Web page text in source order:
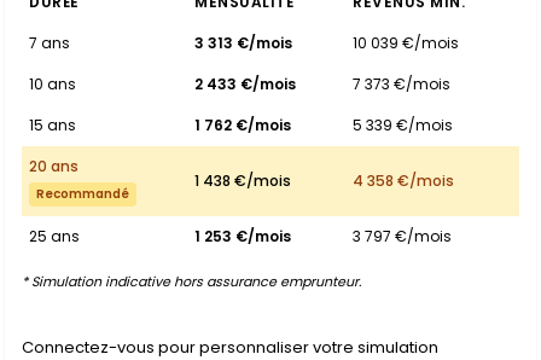
7 ans
3 313 €/mois
10 039 €/mois
10 ans
2 433 €/mois
7 373 €/mois
15 ans
1 762 €/mois
5 339 €/mois
20 ans
Recommandé
1 438 €/mois 4 358 €/mois
25 ans 1 253 €/mois 3 797 €/mois
* Simulation indicative hors assurance emprunteur.
Connectez-vous pour personnaliser votre simulation